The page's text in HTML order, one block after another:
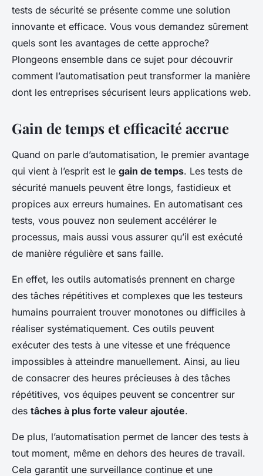
Lorenzo• 17 septembre 2024•5 min de lecture
tests de sécurité se présente comme une solution
innovante et efficace. Vous vous demandez sûrement
quels sont les avantages de cette approche?
Plongeons ensemble dans ce sujet pour découvrir
comment l’automatisation peut transformer la manière
dont les entreprises sécurisent leurs applications web.
Gain de temps et efficacité accrue
Quand on parle d’automatisation, le premier avantage
qui vient à l’esprit est le gain de temps. Les tests de
sécurité manuels peuvent être longs, fastidieux et
propices aux erreurs humaines. En automatisant ces
tests, vous pouvez non seulement accélérer le
processus, mais aussi vous assurer qu’il est exécuté
de manière régulière et sans faille.
En effet, les outils automatisés prennent en charge
des tâches répétitives et complexes que les testeurs
humains pourraient trouver monotones ou difficiles à
réaliser systématiquement. Ces outils peuvent
exécuter des tests à une vitesse et une fréquence
impossibles à atteindre manuellement. Ainsi, au lieu
de consacrer des heures précieuses à des tâches
répétitives, vos équipes peuvent se concentrer sur
des tâches à plus forte valeur ajoutée.
De plus, l’automatisation permet de lancer des tests à
tout moment, même en dehors des heures de travail.
Cela garantit une surveillance continue et une